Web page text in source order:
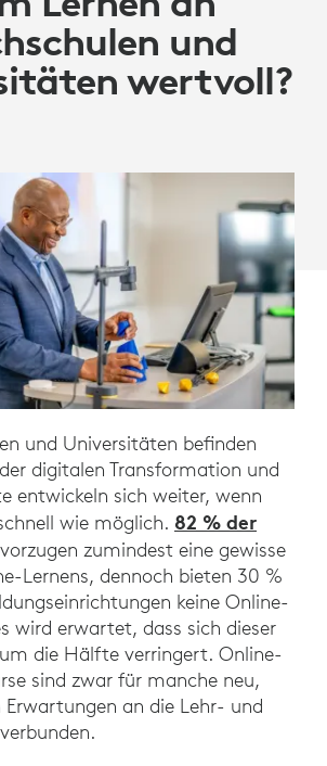
und
wertvoll?
und Universitäten befinden
digitalen Transformation und
entwickeln sich weiter, wenn
wie möglich. 82 % der
zumindest eine gewisse
Lernens, dennoch bieten 30 %
keine Online-
wird erwartet, dass sich dieser
die Hälfte verringert. Online-
sind zwar für manche neu,
an die Lehr- und